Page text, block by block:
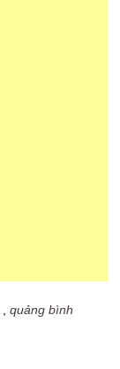
,quảng bình